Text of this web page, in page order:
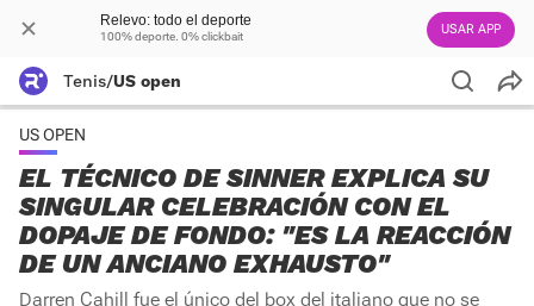
Relevo: todo el deporte
100% deporte. 0% clickbait USAR APP
Tenis/US open
US OPEN
EL TÉCNICO DE SINNER EXPLICA SU
SINGULAR CELEBRACIÓN CON EL
DOPAJE DE FONDO: "ES LA REACCIÓN
DE UN ANCIANO EXHAUSTO"
Darren Cahill fue el único del box del italiano que no se